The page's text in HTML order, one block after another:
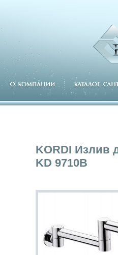
KORDI Излив
KD 9710B